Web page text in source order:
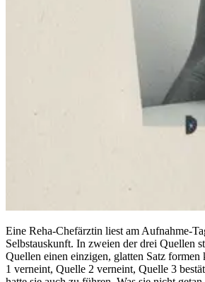
Eine Reha-Chefärztin liest am Aufnahme-
Selbstauskunft. In zweien der drei Quellen
Quellen einen einzigen, glatten Satz
1 verneint, Quelle 2 verneint, Quelle 3